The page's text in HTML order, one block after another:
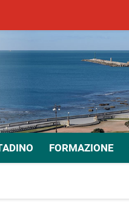
FORMAZIONE